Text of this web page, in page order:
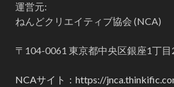
運営元:
ねんどクリエイティブ協会 (NCA)
〒104-0061 東京都中央区銀座1丁
NCAサイト：https://